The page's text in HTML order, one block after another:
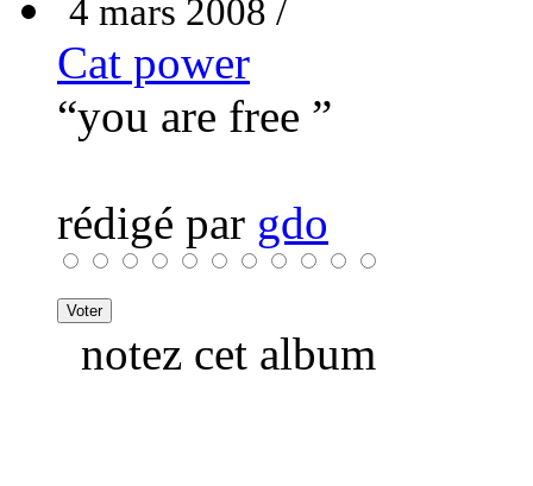
4 mars 2008 /
Cat power
“you are free ”
rédigé par gdo
notez cet album